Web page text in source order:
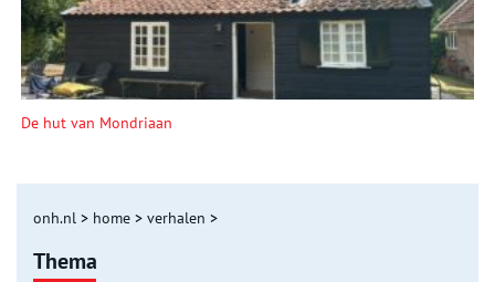
De hut van Mondriaan
onh.nl > home > verhalen >
Thema